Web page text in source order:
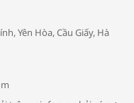
phòng tránh bệnh
trong thời tiết giao mùa
Yên Hòa, Cầu Giấy, Hà